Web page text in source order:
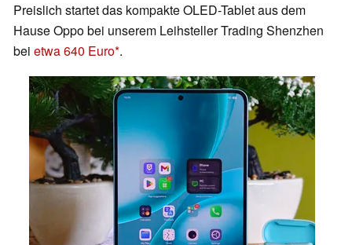
Preislich startet das kompakte OLED-Tablet aus dem
Hause Oppo bei unserem Leihsteller Trading Shenzhen
bei etwa 640 Euro .